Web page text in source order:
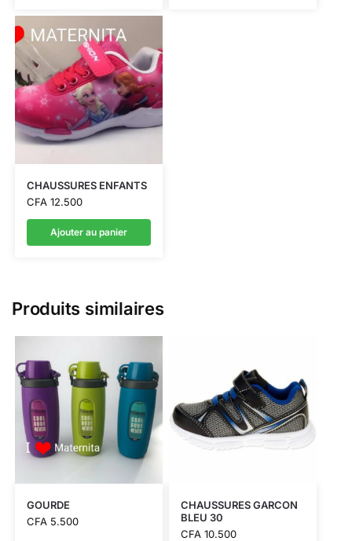
CHAUSSURES ENFANTS
CFA12.500
Ajouter au panier
Produits similaires
GOURDE
CFA5.500
CHAUSSURES GARCON
BLEU 30
CFA10.500